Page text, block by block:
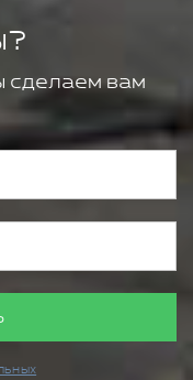
сделаем вам